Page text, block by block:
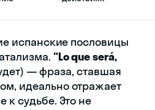
испанские пословицы
"Lo que será,
— фраза, ставшая
идеально отражает
к судьбе. Это не